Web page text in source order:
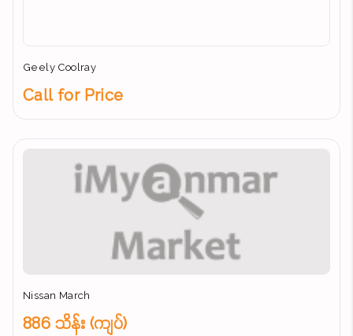
Geely Coolray
Call for Price
Nissan March
886 သိန်း (ကျပ်)